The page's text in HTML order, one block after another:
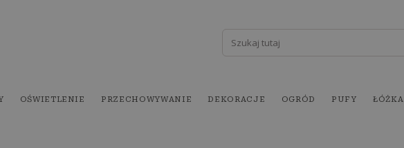
OŚWIETLENIE PRZECHOWYWANIE DEKORACJE OGRÓD PUFY ŁÓŻKA